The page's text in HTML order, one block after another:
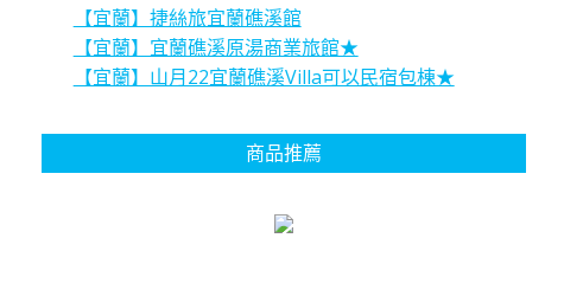
【宜蘭】捷絲旅宜蘭礁溪館
【宜蘭】宜蘭礁溪原湯商業旅館★
【宜蘭】山月22宜蘭礁溪Villa可以民宿包棟★
商品推薦